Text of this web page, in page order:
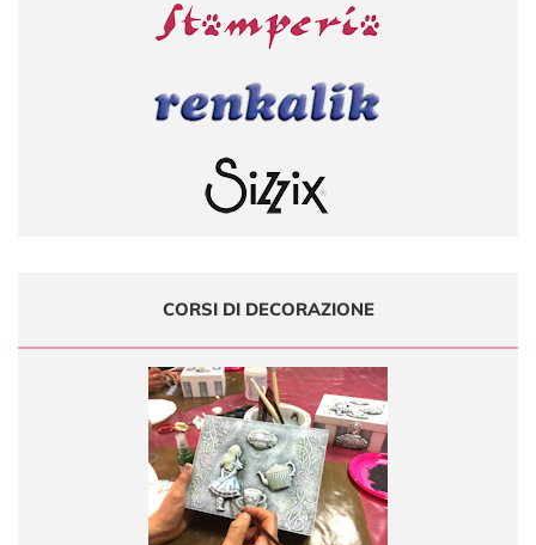
CORSI DI DECORAZIONE